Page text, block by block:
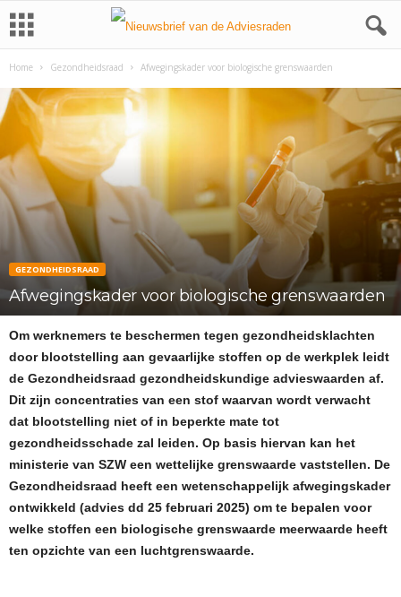
Home Gezondheidsraad Afwegingskader voor biologische grenswaarden
GEZONDHEIDSRAAD
Afwegingskader voor biologische grenswaarden
Om werknemers te beschermen tegen gezondheidsklachten
door blootstelling aan gevaarlijke stoffen op de werkplek leidt
de Gezondheidsraad gezondheidskundige advieswaarden af.
Dit zijn concentraties van een stof waarvan wordt verwacht
dat blootstelling niet of in beperkte mate tot
gezondheidsschade zal leiden. Op basis hiervan kan het
ministerie van SZW een wettelijke grenswaarde vaststellen. De
Gezondheidsraad heeft een wetenschappelijk afwegingskader
ontwikkeld (advies dd 25 februari 2025) om te bepalen voor
welke stoffen een biologische grenswaarde meerwaarde heeft
ten opzichte van een luchtgrenswaarde.